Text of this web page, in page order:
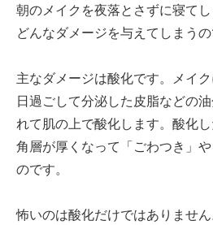
朝のメイクを夜落とさずに寝て
どんなダメージを与えてしまうの
主なダメージは酸化です。メイ
日過ごして分泌した皮脂などの
れて肌の上で酸化します。酸化
角層が厚くなって「ごわつき」
のです。
怖いのは酸化だけではありませ